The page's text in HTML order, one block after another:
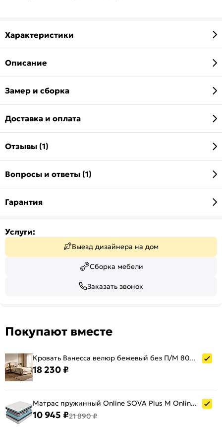
Характеристики
Описание
Замер и сборка
Доставка и оплата
Отзывы (1)
Вопросы и ответы (1)
Гарантия
Услуги:
Выезд дизайнера на дом
Сборка мебели
Заказать звонок
Покупают вместе
Кровать Ванесса велюр бежевый без П/М 800x2000, изголовье мягкое
18 230 ₽
Матрас пружинный Online SOVA Plus M Online нагрузка до 120 кг 800x2000
10 945 ₽21 890 ₽